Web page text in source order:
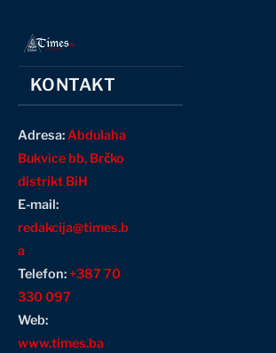
KONTAKT
Adresa:Abdulaha
Bukvice bb, Brčko
distrikt BiH
E-mail:
redakcija@times.b
a
Telefon:+387 70
330 097
Web:
www.times.ba